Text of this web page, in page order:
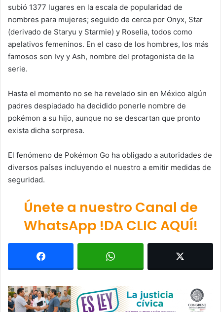
subió 1377 lugares en la escala de popularidad de
nombres para mujeres; seguido de cerca por Onyx, Star
(derivado de Staryu y Starmie) y Roselia, todos como
apelativos femeninos. En el caso de los hombres, los más
famosos son Ivy y Ash, nombre del protagonista de la
serie.
Hasta el momento no se ha revelado sin en México algún
padres despiadado ha decidido ponerle nombre de
pokémon a su hijo, aunque no se descartan que pronto
exista dicha sorpresa.
El fenómeno de Pokémon Go ha obligado a autoridades de
diversos países incluyendo el nuestro a emitir medidas de
seguridad.
Únete a nuestro Canal de
WhatsApp !DA CLIC AQUÍ!